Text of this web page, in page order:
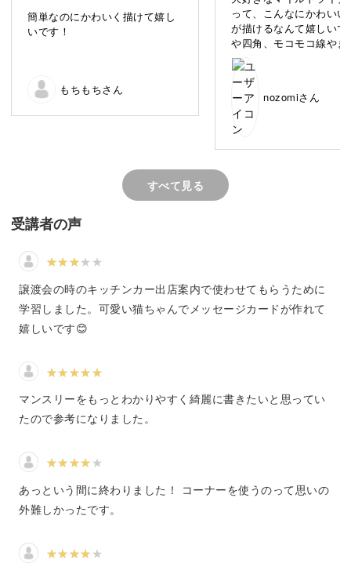
日常の中でメモを書くときにさくっと描けるゆるいイラス
トをご紹介するので、実際の暮らしの中で取り入れやすい
のが嬉しいポイント。
も楽しく学んでいただけるカリキュラムとなっています。
ちょっとした伝言も可愛いメッセージに！
日常の中で「おやつ冷蔵庫にあるよ」や「17時に戻りま
ますよね。
そんなとき、伝言と一緒に“ゆるイラスト”を添えてみませ
んか？
ただの事務的なメモも、ゆるイラストを添えれば、気持ち
が伝わる可愛いメッセージに変わります♪
簡単なのにかわいく描けて嬉し
いです！
もちもちさん
って、こんなにかわいい
が描けるなんて嬉しい
や四角、モコモコ線やま
の線を組み合わせるだけ
いくなって、なつ先生の
のおかげです〜✨自分の
いる色鉛筆の色が限られ
重ねるのが難しいところ
ましたが、頑張りました
nozomiさん
すべて見る
受講者の声
譲渡会の時のキッチンカー出店案内で使わせてもらうために
学習しました。可愛い猫ちゃんでメッセージカードが作れて
嬉しいです😊
マンスリーをもっとわかりやすく綺麗に書きたいと思ってい
たので参考になりました。
あっという間に終わりました！ コーナーを使うのって思いの
外難しかったです。